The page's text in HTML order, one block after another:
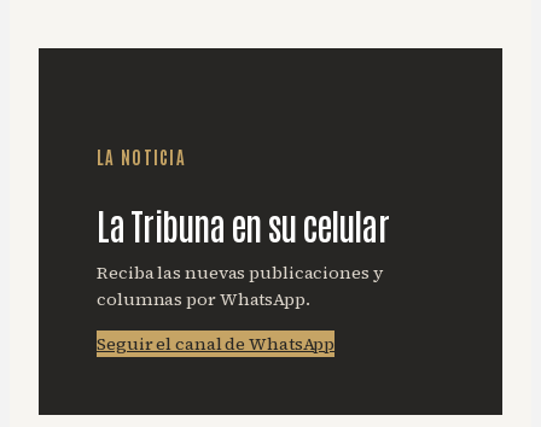
LA NOTICIA
La Tribuna en su celular
Reciba las nuevas publicaciones y
columnas por WhatsApp.
Seguir el canal de WhatsApp